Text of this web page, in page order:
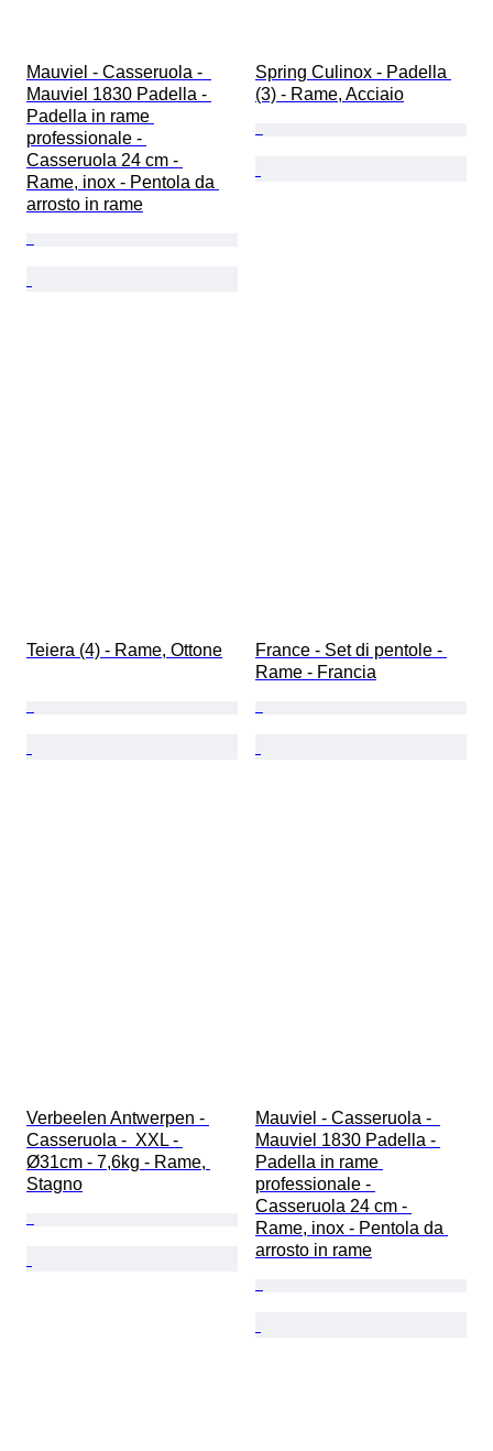
Mauviel - Casseruola -
Mauviel 1830 Padella -
Padella in rame
professionale -
Casseruola 24 cm -
Rame, inox - Pentola da
arrosto in rame
Spring Culinox - Padella
(3) - Rame, Acciaio
Teiera (4) - Rame, Ottone
France - Set di pentole -
Rame - Francia
Verbeelen Antwerpen -
Casseruola -  XXL -
Ø31cm - 7,6kg - Rame,
Stagno
Mauviel - Casseruola -
Mauviel 1830 Padella -
Padella in rame
professionale -
Casseruola 24 cm -
Rame, inox - Pentola da
arrosto in rame